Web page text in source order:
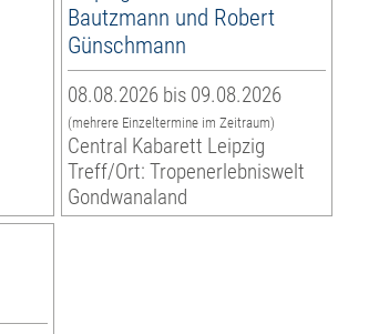
Bautzmann und Robert
Günschmann
08.08.2026 bis 09.08.2026
(mehrere Einzeltermine im Zeitraum)
Central Kabarett Leipzig
Treff/Ort: Tropenerlebniswelt
Gondwanaland